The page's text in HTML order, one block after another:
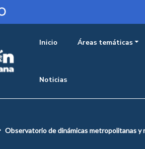
Menu
Inicio Áreas temáticas
Noticias
observatorio de dinámicas metropolitanas y